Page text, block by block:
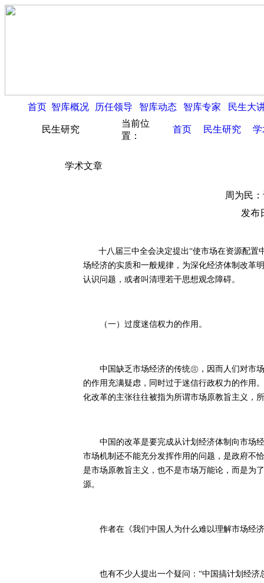
首页 智库概况 历任领导 智库动态 智库专家 民生大
民生研究
当前位
置：
首页 民生研究 学
学术文章
周为民
发布
十八届三中全会决定提出“使市场在资源配置
场经济的实质和一般规律，为深化经济体制改革
认识问题，或者叫清理若干思想观念障碍。
（一）过度迷信权力的作用。
中国缺乏市场经济的传统㊟，因而人们对市场
的作用充满疑虑，同时过于迷信行政权力的作用
化改革的主张往往被指为所谓市场原教旨主义，
中国的改革是要完成从计划经济体制向市场经
市场机制还不能充分发挥作用的问题，是政府不
是市场原教旨主义，也不是市场万能论，而是为
源。
作者在《我们中国人为什么难以理解市场经济
也有不少人提出一个疑问：“中国搞计划经济